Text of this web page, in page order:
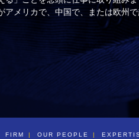
メリカで、中国で、または欧州
お気軽にお電話、またはEメールで
FIRM OUR PEOPLE